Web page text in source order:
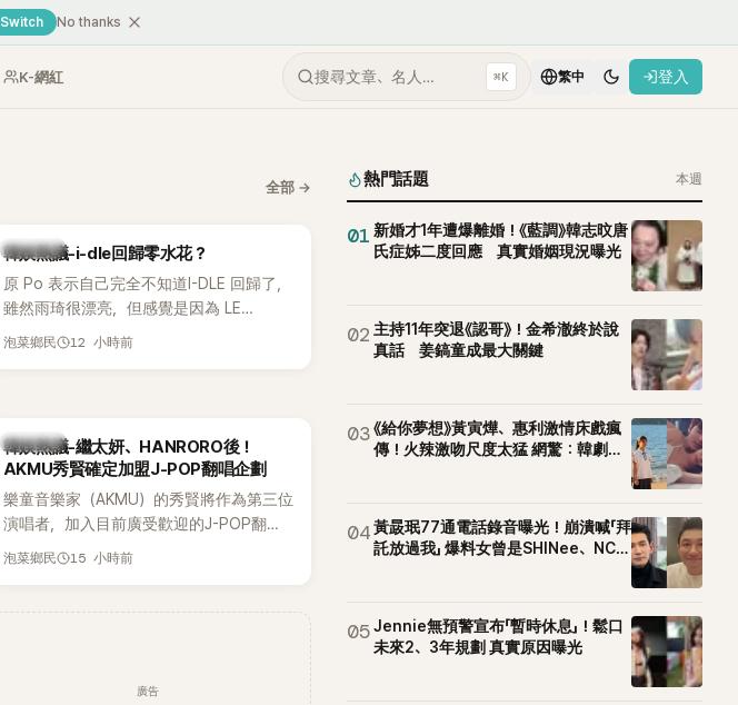
Switch No thanks
K-網紅 搜尋文章、名人… ⌘K 繁中 登入
全部 →
熱議討論
韓娛熱議-i-dle回歸零水花？
原 Po 表示自己完全不知道I-DLE 回歸了，
雖然雨琦很漂亮，但感覺是因為 LE
SSERAFIM 和 aespa 佔據了市場。
泡菜鄉民 12 小時前
熱議討論
韓娛熱議-繼太妍、HANRORO後！
AKMU秀賢確定加盟J-POP翻唱企劃
樂童音樂家（AKMU）的秀賢將作為第三位
演唱者，加入目前廣受歡迎的J-POP翻唱
企劃。繼太妍和Hanroro之後，秀賢已獲
泡菜鄉民 15 小時前
廣告
熱門話題 本週
01 新婚才1年遭爆離婚！《藍調》韓志旼唐
氏症姊二度回應 真實婚姻現況曝光
02 主持11年突退《認哥》！金希澈終於說
真話 姜鎬童成最大關鍵
03《給你夢想》黃寅燁、惠利激情床戲瘋
傳！火辣激吻尺度太猛 網驚：韓劇太
04黃晸珉77通電話錄音曝光！崩潰喊「拜
託放過我」 爆料女曾是SHINee、NCT
05Jennie無預警宣布「暫時休息」！鬆口
未來2、3年規劃 真實原因曝光